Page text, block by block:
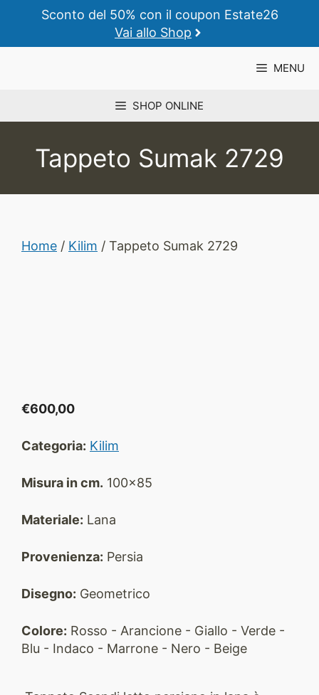
contenuto
Sconto del 50% con il coupon Estate26
Vai allo Shop
MENU
SHOP ONLINE
Tappeto Sumak 2729
Home / Kilim / Tappeto Sumak 2729
€600,00
Categoria: Kilim
Misura in cm. 100x85
Materiale: Lana
Provenienza: Persia
Disegno: Geometrico
Colore: Rosso - Arancione - Giallo - Verde -
Blu - Indaco - Marrone - Nero - Beige